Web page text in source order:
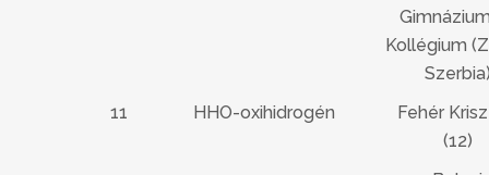
Kollégium
11
HHO-oxihidrogén
Fehér
(12)